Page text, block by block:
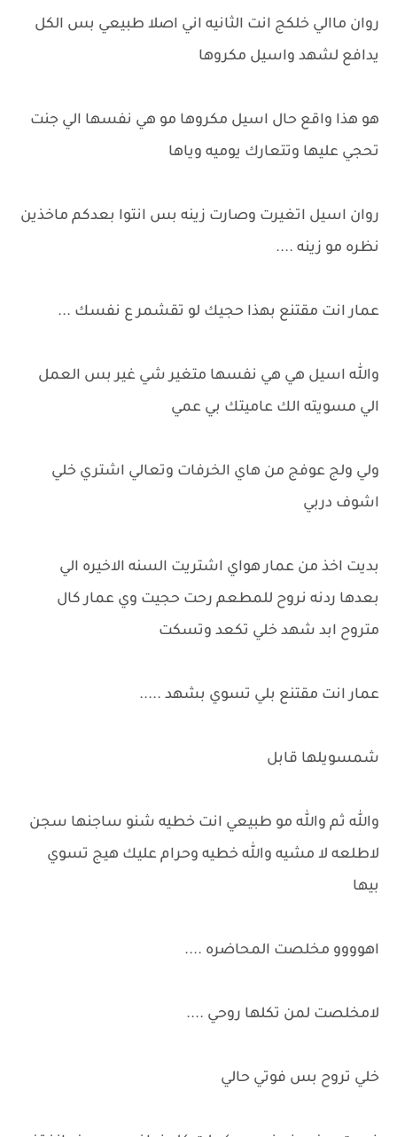
روان ماالي خلكج انت الثانيه اني اصلا طبيعي بس الكل
يدافع لشهد واسيل مكروها
هو هذا واقع حال اسيل مكروها مو هي نفسها الي جنت
تحجي عليها وتتعارك يوميه وياها
روان اسيل اتغيرت وصارت زينه بس انتوا بعدكم ماخذين
نظره مو زينه ....
عمار انت مقتنع بهذا حجيك لو تقشمر ع نفسك ...
والله اسيل هي هي نفسها متغير شي غير بس العمل
الي مسويته الك عاميتك بي عمي
ولي ولج عوفج من هاي الخرفات وتعالي اشتري خلي
اشوف دربي
بديت اخذ من عمار هواي اشتريت السنه الاخيره الي
بعدها ردنه نروح للمطعم رحت حجيت وي عمار كال
متروح ابد شهد خلي تكعد وتسكت
عمار انت مقتنع بلي تسوي بشهد .....
شمسويلها قابل
والله ثم والله مو طبيعي انت خطيه شنو ساجنها سجن
لاطلعه لا مشيه والله خطيه وحرام عليك هيج تسوي
بيها
اهوووو مخلصت المحاضره ....
لامخلصت لمن تكلها روحي ....
خلي تروح بس فوتي حالي